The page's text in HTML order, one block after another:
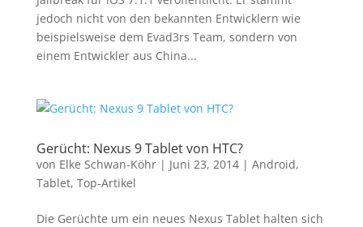
jedoch nicht von den bekannten Entwicklern wie
beispielsweise dem Evad3rs Team, sondern von
einem Entwickler aus China...
Gerücht: Nexus 9 Tablet von HTC?
von Elke Schwan-Köhr| Juni 23, 2014| Android,
Tablet, Top-Artikel
Die Gerüchte um ein neues Nexus Tablet halten sich